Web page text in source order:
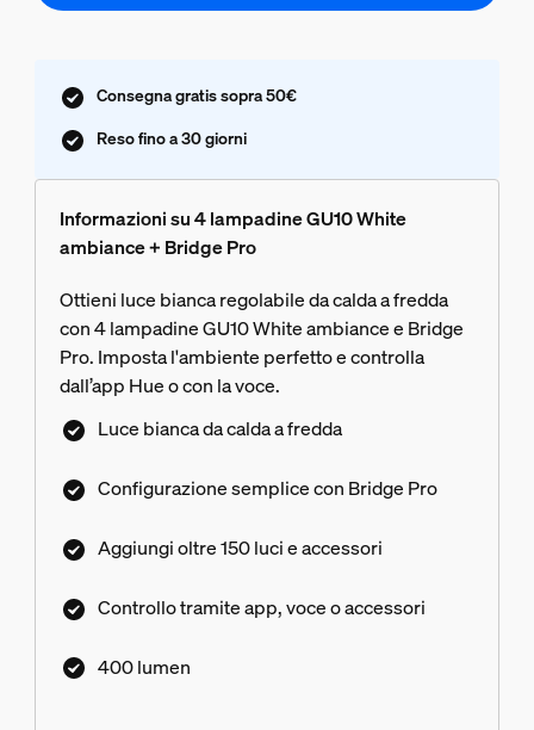
Consegna gratis sopra 50€
Reso fino a 30 giorni
Informazioni su 4 lampadine GU10 White
ambiance + Bridge Pro
Ottieni luce bianca regolabile da calda a fredda
con 4 lampadine GU10 White ambiance e Bridge
Pro. Imposta l'ambiente perfetto e controlla
dall’app Hue o con la voce.
Luce bianca da calda a fredda
Configurazione semplice con Bridge Pro
Aggiungi oltre 150 luci e accessori
Controllo tramite app, voce o accessori
400 lumen